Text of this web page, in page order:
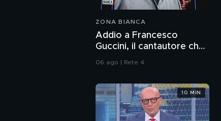
ZONA BIANCA
Addio a Francesco
Guccini, il cantautore che
ha raccontato l'Italia
06 ago | Rete 4
10 MIN